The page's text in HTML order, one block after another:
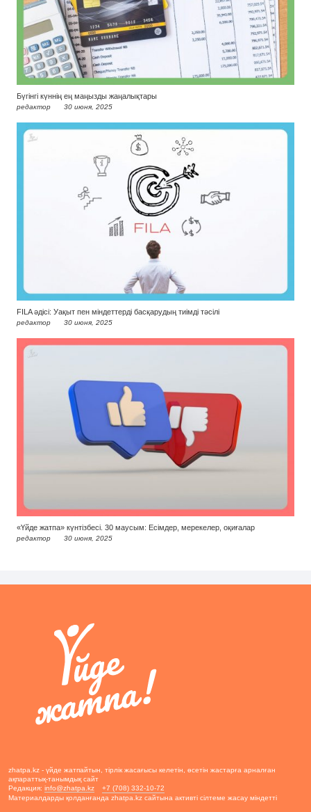
Бүгінгі күннің ең маңызды жаңалықтары
редактор 30 июня, 2025
FILA әдісі: Уақыт пен міндеттерді басқарудың тиімді тәсілі
редактор 30 июня, 2025
«Үйде жатпа» күнтізбесі. 30 маусым: Есімдер, мерекелер, оқиғалар
редактор 30 июня, 2025
zhatpa.kz - үйде жатпайтын, тірлік жасағысы келетін, өсетін жастарға арналған
ақпараттық-танымдық сайт
Редакция: info@zhatpa.kz
+7 (708) 332-10-72
Материалдарды қолданғанда zhatpa.kz сайтына активті сілтеме жасау міндетті